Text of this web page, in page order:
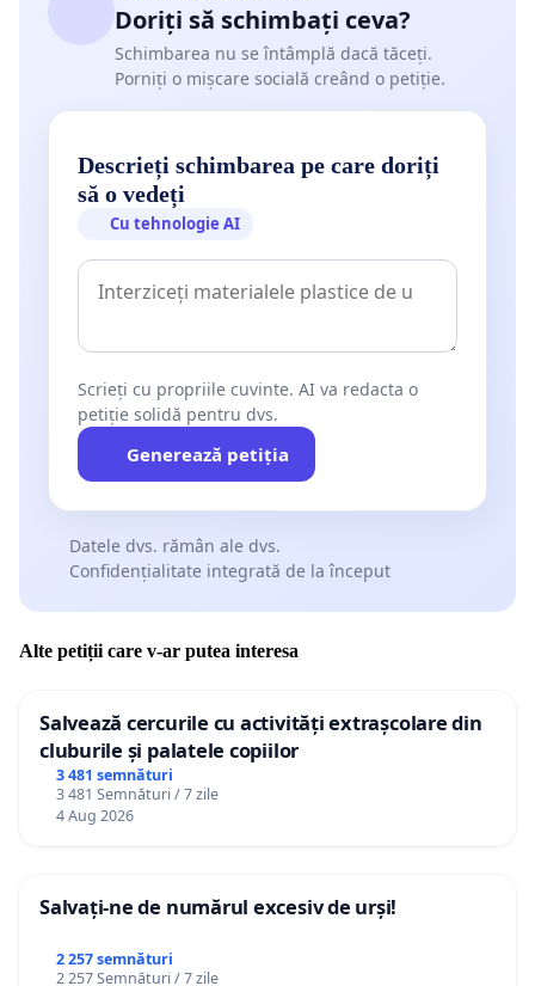
Doriți să schimbați ceva?
Schimbarea nu se întâmplă dacă tăceți.
Porniți o mișcare socială creând o petiție.
Descrieți schimbarea pe care doriți
să o vedeți
Cu tehnologie AI
Scrieți cu propriile cuvinte. AI va redacta o
petiție solidă pentru dvs.
Generează petiția
Datele dvs. rămân ale dvs.
Confidențialitate integrată de la început
Alte petiții care v-ar putea interesa
Salvează cercurile cu activități extrașcolare din
cluburile și palatele copiilor
3 481 semnături
3 481 Semnături / 7 zile
4 Aug 2026
Salvați-ne de numărul excesiv de urși!
2 257 semnături
2 257 Semnături / 7 zile